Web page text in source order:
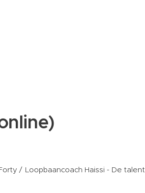
/ Loopbaancoach Haissi - De talent